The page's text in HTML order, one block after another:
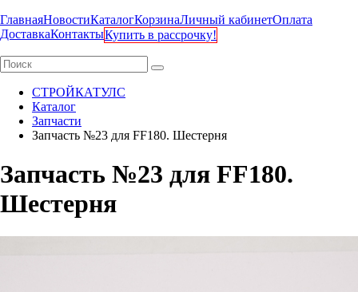
ГлавнаяНовостиКаталогКорзинаЛичный кабинетОплата
ДоставкаКонтактыКупить в рассрочку!
СТРОЙКАТУЛС
Каталог
Запчасти
Запчасть №23 для FF180. Шестерня
Запчасть №23 для FF180.
Шестерня